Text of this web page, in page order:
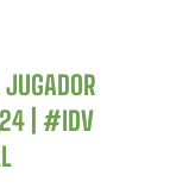
JUGADOR
|#IDV